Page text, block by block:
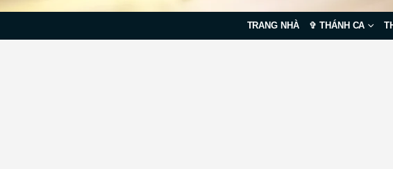
TRANG NHÀ ✞ THÁNH CA